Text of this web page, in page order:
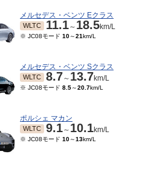
メルセデス・ベンツ Eクラス
WLTC 11.1～ 18.5km/L
※ JC08モード 10～21km/L
メルセデス・ベンツ Sクラス
WLTC 8.7～ 13.7km/L
※ JC08モード 8.5～20.7km/L
ポルシェ マカン
WLTC 9.1～ 10.1km/L
※ JC08モード 10～13km/L